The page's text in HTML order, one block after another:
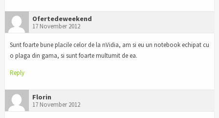
Ofertedeweekend
17 November 2012
Sunt foarte bune placile celor de la nVidia, am si eu un notebook echipat cu
o plaga din gama, si sunt foarte multumit de ea.
Reply
Florin
17 November 2012